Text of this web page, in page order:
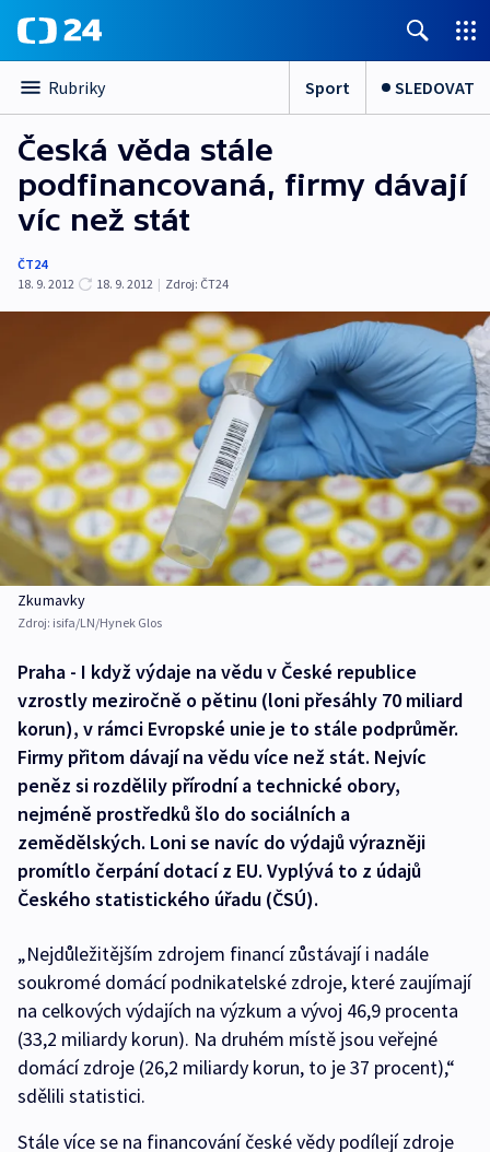
Rubriky Sport SLEDOVAT
Česká věda stále
podfinancovaná, firmy dávají
víc než stát
ČT24
18. 9. 2012
18. 9. 2012 | Zdroj: ČT24
Zkumavky
Zdroj: isifa/LN/Hynek Glos
Praha - I když výdaje na vědu v České republice
vzrostly meziročně o pětinu (loni přesáhly 70 miliard
korun), v rámci Evropské unie je to stále podprůměr.
Firmy přitom dávají na vědu více než stát. Nejvíc
peněz si rozdělily přírodní a technické obory,
nejméně prostředků šlo do sociálních a
zemědělských. Loni se navíc do výdajů výrazněji
promítlo čerpání dotací z EU. Vyplývá to z údajů
Českého statistického úřadu (ČSÚ).
„Nejdůležitějším zdrojem financí zůstávají i nadále
soukromé domácí podnikatelské zdroje, které zaujímají
na celkových výdajích na výzkum a vývoj 46,9 procenta
(33,2 miliardy korun). Na druhém místě jsou veřejné
domácí zdroje (26,2 miliardy korun, to je 37 procent),“
sdělili statistici.
Stále více se na financování české vědy podílejí zdroje